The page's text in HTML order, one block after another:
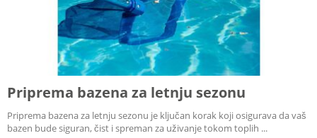
Priprema bazena za letnju sezonu
Priprema bazena za letnju sezonu je ključan korak koji osigurava da vaš
bazen bude siguran, čist i spreman za uživanje tokom toplih ...